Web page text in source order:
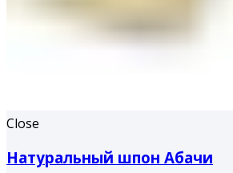
Close
Натуральный шпон Абачи